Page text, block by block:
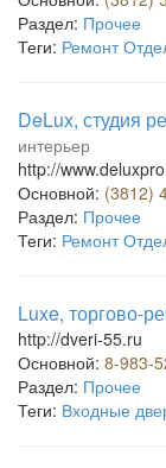
Раздел: Прочее
Теги: Ремонт
DeLux, студия
интерьер
http://
Основной: (3812)
Раздел: Прочее
Теги: Ремонт
Luxe, торгово-
http://dveri-55.ru
Основной: 8-983-
Раздел: Прочее
Теги: Входные